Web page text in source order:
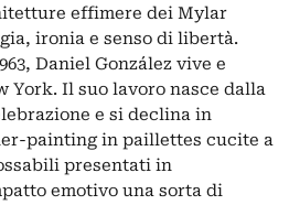
effimere dei Mylar
ironia e senso di libertà.
Daniel González vive e
York. Il suo lavoro nasce dalla
e si declina in
painting in paillettes cucite a
presentati in
emotivo una sorta di